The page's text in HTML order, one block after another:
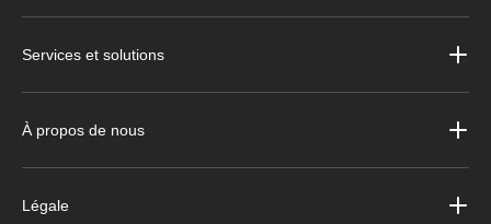
Services et solutions
À propos de nous
Légale